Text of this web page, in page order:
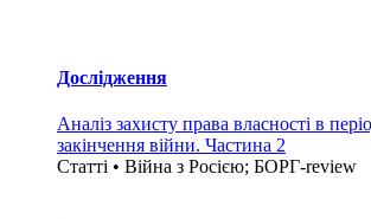
Дослідження
Аналіз захисту права власності в
закінчення війни. Частина 2
Статті • Війна з Росією; БОРГ-review